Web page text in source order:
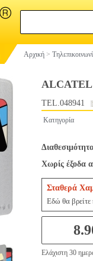
Αρχική >
ALCATEL
TEL.048941
Κατηγορία
Χωρίς έξοδα
Σταθερά
Εδώ θα βρείτε
Ελάχιστη 30